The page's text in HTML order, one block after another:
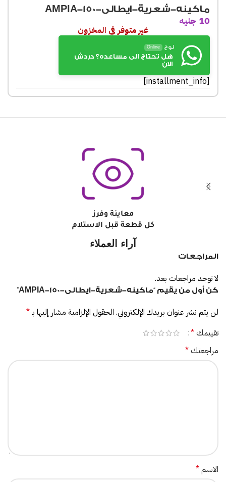
ماكينه-شعرية-ايطالى-AMPIA-150
10 جنيه
غير متوفر في المخزون
نوح Online
هل تحتاج الى مساعده؟ دردش
الان
[installment_info]
معاينة وفرز
كل قطعة قبل الاستلام
آراء العملاء
المراجعات
لا توجد مراجعات بعد.
كن أول من يقيم “ماكينه-شعرية-ايطالى-AMPIA-150”
لن يتم نشر عنوان بريدك الإلكتروني. الحقول الإلزامية مشار إليها بـ*
تقييمك*
مراجعتك*
الاسم*